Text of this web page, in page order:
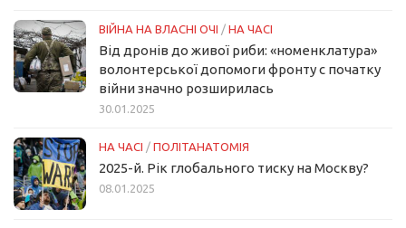
ВІЙНА НА ВЛАСНІ ОЧІ / НА ЧАСІ
Від дронів до живої риби: «номенклатура»
волонтерської допомоги фронту с початку
війни значно розширилась
30.01.2025
НА ЧАСІ / ПОЛІТАНАТОМІЯ
2025-й. Рік глобального тиску на Москву?
08.01.2025